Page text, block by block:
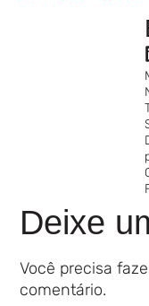
Deixe
Você precisa
comentário.